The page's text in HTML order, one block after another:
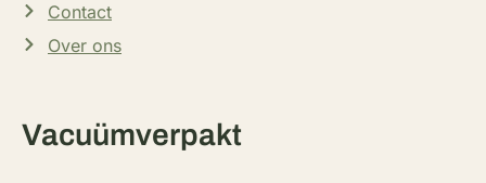
Contact
Over ons
Vacuümverpakt